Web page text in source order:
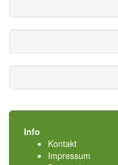
Info
Kontakt
Impressum